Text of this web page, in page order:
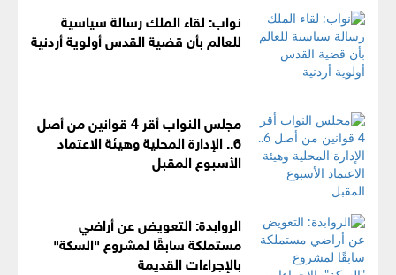
نواب: لقاء الملك رسالة سياسية
للعالم بأن قضية القدس أولوية أردنية
مجلس النواب أقر 4 قوانين من أصل
6.. الإدارة المحلية وهيئة الاعتماد
الأسبوع المقبل
الروابدة: التعويض عن أراضي
مستملكة سابقًا لمشروع "السكة"
بالإجراءات القديمة